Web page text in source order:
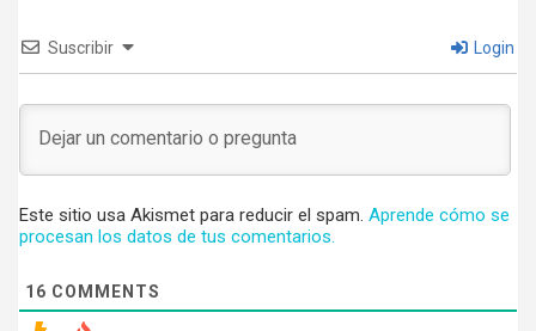
Suscribir Login
Este sitio usa Akismet para reducir el spam. Aprende cómo se
procesan los datos de tus comentarios.
16 COMMENTS